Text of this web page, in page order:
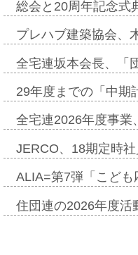
総会と20周年記念式
プレハブ建築協会、
全宅連坂本会長、「
29年度までの「中
全宅連2026年度事
JERCO、18期定時
ALIA=第7弾「こど
住団連の2026年度